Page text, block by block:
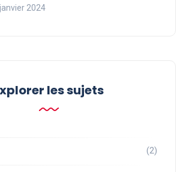
2024
les sujets
(2)